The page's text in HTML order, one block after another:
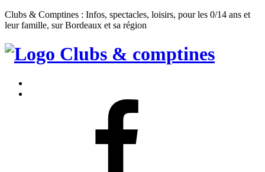
Clubs & Comptines : Infos, spectacles, loisirs, pour les 0/14 ans et
leur famille, sur Bordeaux et sa région
Clubs
Comptines